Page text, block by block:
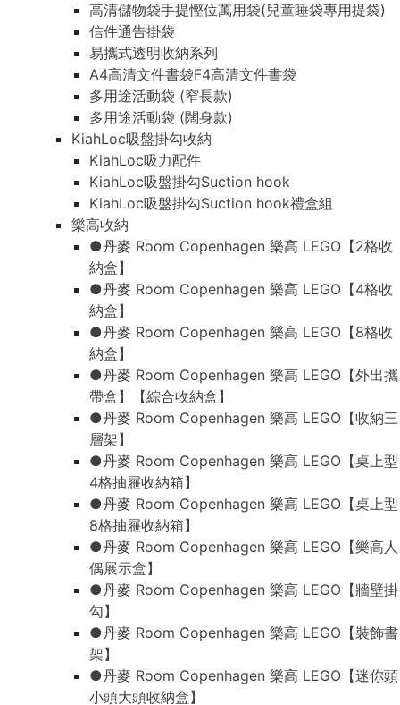
高清儲物袋手提慳位萬用袋(兒童睡袋專用提袋)
信件通告掛袋
易攜式透明收納系列
A4高清文件書袋F4高清文件書袋
多用途活動袋 (窄長款)
多用途活動袋 (闊身款)
KiahLoc吸盤掛勾收納
KiahLoc吸力配件
KiahLoc吸盤掛勾Suction hook
KiahLoc吸盤掛勾Suction hook禮盒組
樂高收納
●丹麥 Room Copenhagen 樂高 LEGO【2格收
納盒】
●丹麥 Room Copenhagen 樂高 LEGO【4格收
納盒】
●丹麥 Room Copenhagen 樂高 LEGO【8格收
納盒】
●丹麥 Room Copenhagen 樂高 LEGO【外出攜
帶盒】【綜合收納盒】
●丹麥 Room Copenhagen 樂高 LEGO【收納三
層架】
●丹麥 Room Copenhagen 樂高 LEGO【桌上型
4格抽屜收納箱】
●丹麥 Room Copenhagen 樂高 LEGO【桌上型
8格抽屜收納箱】
●丹麥 Room Copenhagen 樂高 LEGO【樂高人
偶展示盒】
●丹麥 Room Copenhagen 樂高 LEGO【牆壁掛
勾】
●丹麥 Room Copenhagen 樂高 LEGO【裝飾書
架】
●丹麥 Room Copenhagen 樂高 LEGO【迷你頭
小頭大頭收納盒】